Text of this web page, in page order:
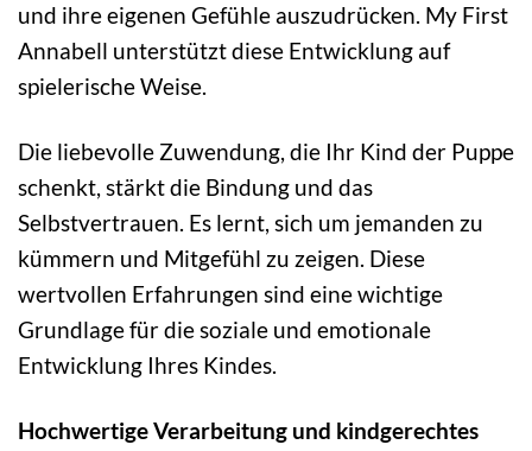
und ihre eigenen Gefühle auszudrücken. My First
Annabell unterstützt diese Entwicklung auf
spielerische Weise.
Die liebevolle Zuwendung, die Ihr Kind der Puppe
schenkt, stärkt die Bindung und das
Selbstvertrauen. Es lernt, sich um jemanden zu
kümmern und Mitgefühl zu zeigen. Diese
wertvollen Erfahrungen sind eine wichtige
Grundlage für die soziale und emotionale
Entwicklung Ihres Kindes.
Hochwertige Verarbeitung und kindgerechtes